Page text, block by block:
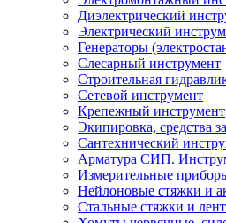
Диэлектрический
Электрический
Генераторы
Слесарный инструмент
Строительная
Сетевой инструмент
Крепежный инструмент
Экипировка, средства
Сантехнический
Арматура СИП.
Измерительные
Нейлоновые стяжки и
Стальные стяжки и